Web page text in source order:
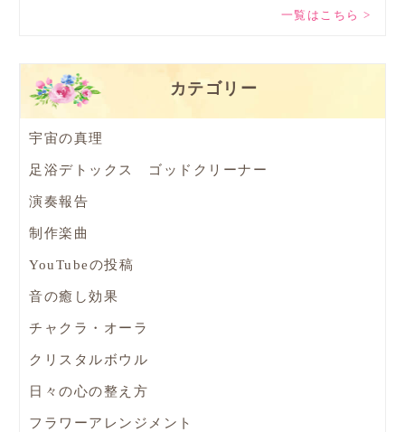
一覧はこちら >
カテゴリー
宇宙の真理
足浴デトックス ゴッドクリーナー
演奏報告
制作楽曲
YouTubeの投稿
音の癒し効果
チャクラ・オーラ
クリスタルボウル
日々の心の整え方
フラワーアレンジメント